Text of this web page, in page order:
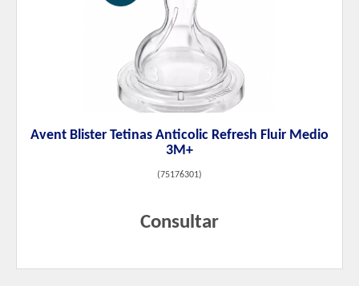
Avent Blister Tetinas Anticolic Refresh Fluir Medio
3M+
(75176301)
Consultar